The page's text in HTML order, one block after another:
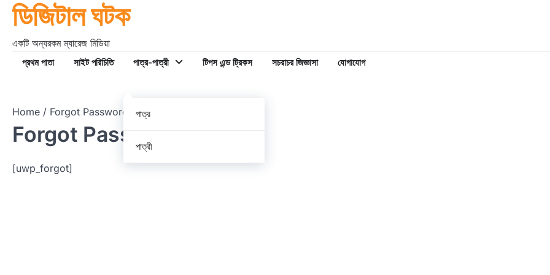
Skip
content
ডিজিটাল ঘটক
একটি অন্যরকম ম্যারেজ মিডিয়া
প্রথম পাতা সাইট পরিচিতি পাত্র-পাত্রী
পাত্র
পাত্রী
টিপস এন্ড ট্রিকস সচরাচর জিজ্ঞাসা যোগাযোগ
Home Forgot Password?
Forgot Password?
[uwp_forgot]